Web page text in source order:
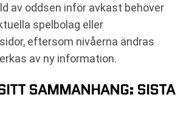
av oddsen inför avkast behöver
spelbolag eller
eftersom nivåerna ändras
av ny information.
SAMMANHANG: SISTA